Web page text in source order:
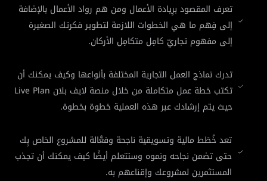
تعرف المقصود برِيادة الأعمال ومن هم رواد الأعمال بالإضافة
إلى فِهم ما هي الخطوات اللازمة لتطوير فكرتك الصغيرة
إلى مفهوم تجاريّ كامِل متكامِل الأركان.
تدرك نماذج العمل التجارية المختلفة بأنواعها وكيف يمكنك أن
تكتب خطة عمل متكاملة من خلال منصة لايف بلان Live Plan
حيث يتم إرشادك عبر هذه العملية خطوة بخطوة.
تعد خُطَط مالية وتسويقية ناجحة وفعَّالة للمشروع الخاص بِك
حتى تضمن نجاحه ونموه وستتعلم أيضًا كيف يمكنك أن تجذب
المستثمرين لمشروعك وإقناعهم به.